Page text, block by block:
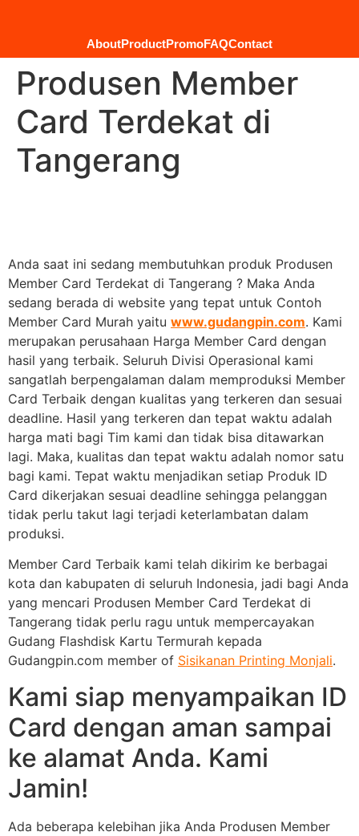
AboutProductPromoFAQContact
Produsen Member
Card Terdekat di
Tangerang
Anda saat ini sedang membutuhkan produk Produsen
Member Card Terdekat di Tangerang ? Maka Anda
sedang berada di website yang tepat untuk Contoh
Member Card Murah yaitu www.gudangpin.com. Kami
merupakan perusahaan Harga Member Card dengan
hasil yang terbaik. Seluruh Divisi Operasional kami
sangatlah berpengalaman dalam memproduksi Member
Card Terbaik dengan kualitas yang terkeren dan sesuai
deadline. Hasil yang terkeren dan tepat waktu adalah
harga mati bagi Tim kami dan tidak bisa ditawarkan
lagi. Maka, kualitas dan tepat waktu adalah nomor satu
bagi kami. Tepat waktu menjadikan setiap Produk ID
Card dikerjakan sesuai deadline sehingga pelanggan
tidak perlu takut lagi terjadi keterlambatan dalam
produksi.
Member Card Terbaik kami telah dikirim ke berbagai
kota dan kabupaten di seluruh Indonesia, jadi bagi Anda
yang mencari Produsen Member Card Terdekat di
Tangerang tidak perlu ragu untuk mempercayakan
Gudang Flashdisk Kartu Termurah kepada
Gudangpin.com member of Sisikanan Printing Monjali.
Kami siap menyampaikan ID
Card dengan aman sampai
ke alamat Anda. Kami
Jamin!
Ada beberapa kelebihan jika Anda Produsen Member